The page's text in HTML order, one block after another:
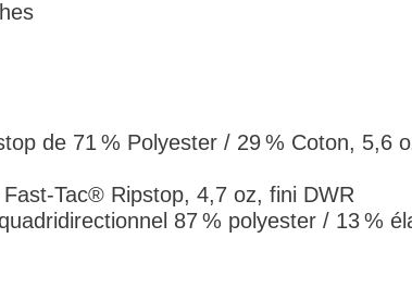
de 71 % Polyester / 29 % Coton, 5,6
Tac® Ripstop, 4,7 oz, fini DWR
87 % polyester / 13 %